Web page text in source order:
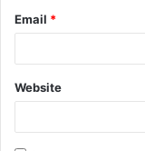
Email *
Website